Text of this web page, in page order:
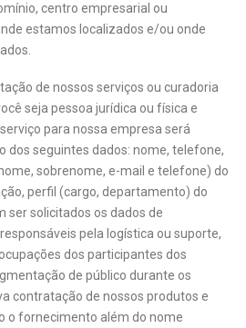
centro empresarial ou
estamos localizados e/ou onde
de nossos serviços ou curadoria
seja pessoa jurídica ou física e
para nossa empresa será
dos seguintes dados: nome, telefone,
sobrenome, e-mail e telefone) do
perfil (cargo, departamento) do
ser solicitados os dados de
pela logística ou suporte,
dos participantes dos
de público durante os
contratação de nossos produtos e
o fornecimento além do nome